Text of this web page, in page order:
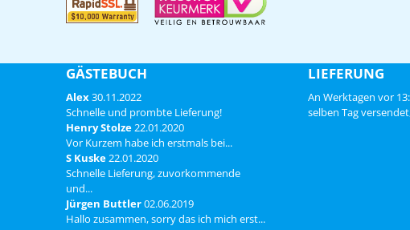
GÄSTEBUCH
Alex30.11.2022
Schnelle und prombte Lieferung!
Henry Stolze22.01.2020
Vor Kurzem habe ich erstmals bei...
S Kuske22.01.2020
Schnelle Lieferung, zuvorkommende
und...
Jürgen Buttler02.06.2019
Hallo zusammen, sorry das ich mich erst...
LIEFERUNG
An Werktagen vor
selben Tag